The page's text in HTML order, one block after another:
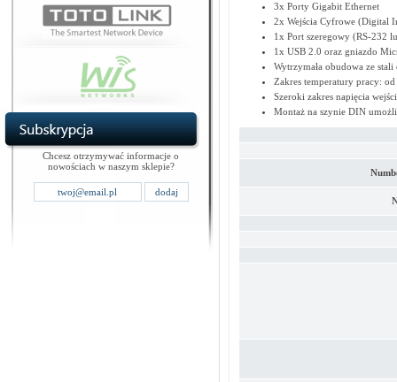
Chcesz otrzymywać informacje o
nowościach w naszym sklepie?
3x Porty Gigabit Ethernet
2x Wejścia Cyfrowe (Digital
1x Port szeregowy (RS-232
1x USB 2.0 oraz gniazdo
Wytrzymała obudowa ze
Zakres temperatury pracy:
Szeroki zakres napięcia
Montaż na szynie DIN